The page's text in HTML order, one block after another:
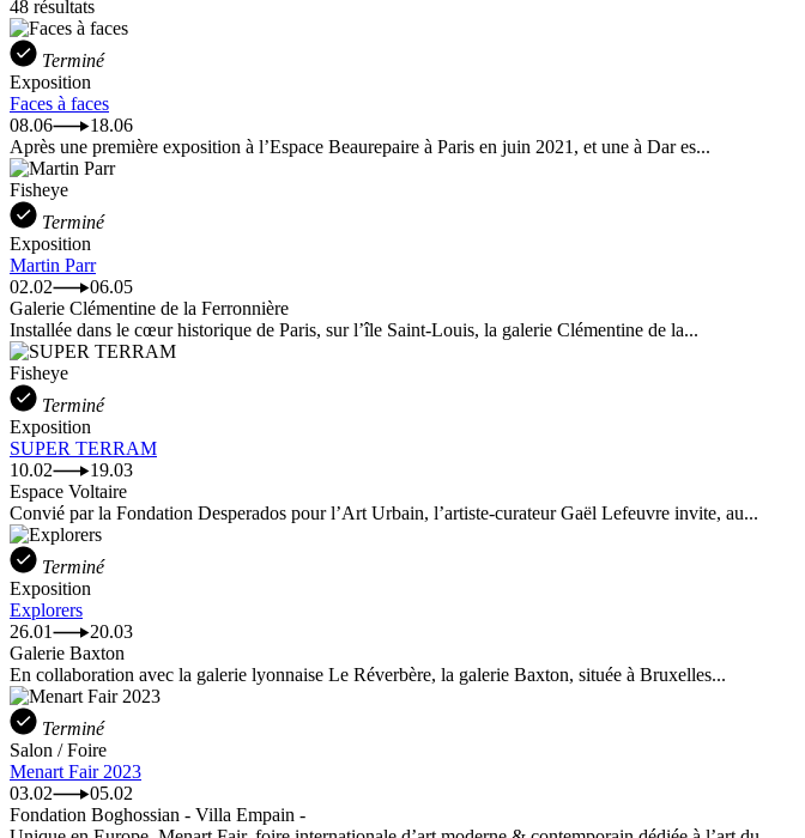
48 résultats
Terminé
Exposition
Faces à faces
08.06
18.06
Après une première exposition à l’Espace Beaurepaire à Paris en juin 2021, et une à Dar es...
Fisheye
Terminé
Exposition
Martin Parr
02.02
06.05
Galerie Clémentine de la Ferronnière
Installée dans le cœur historique de Paris, sur l’île Saint-Louis, la galerie Clémentine de la...
Fisheye
Terminé
Exposition
SUPER TERRAM
10.02
19.03
Espace Voltaire
Convié par la Fondation Desperados pour l’Art Urbain, l’artiste-curateur Gaël Lefeuvre invite, au...
Terminé
Exposition
Explorers
26.01
20.03
Galerie Baxton
En collaboration avec la galerie lyonnaise Le Réverbère, la galerie Baxton, située à Bruxelles...
Terminé
Salon / Foire
Menart Fair 2023
03.02
05.02
Fondation Boghossian - Villa Empain -